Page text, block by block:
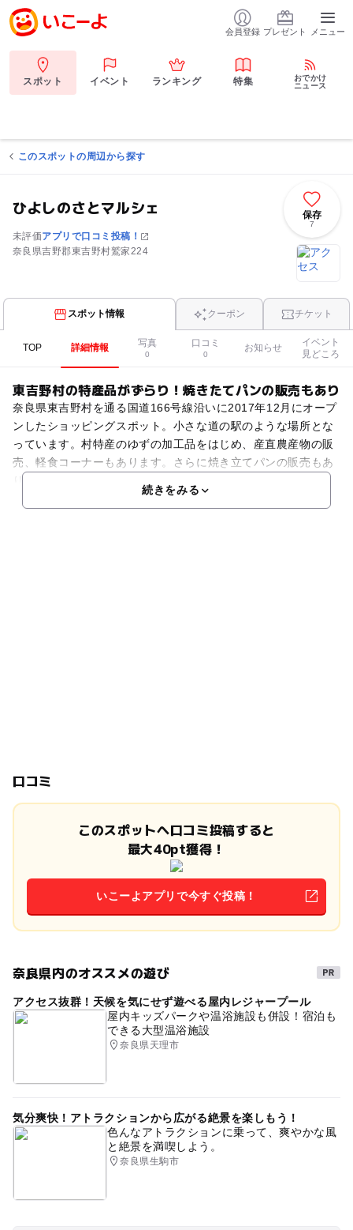
会員登録 プレゼント メニュー
スポット イベント ランキング 特集
おでかけ
ニュース
このスポットの周辺から探す
ひよしのさとマルシェ
未評価アプリで口コミ投稿！
奈良県吉野郡東吉野村鷲家224
保存
7
スポット情報 クーポン チケット
TOP 詳細情報 写真
0
口コミ
0
お知らせ
イベント
見どころ
東吉野村の特産品がずらり！焼きたてパンの販売もあり
奈良県東吉野村を通る国道166号線沿いに2017年12月にオープ
ンしたショッピングスポット。小さな道の駅のような場所とな
っています。村特産のゆずの加工品をはじめ、産直農産物の販
売、軽食コーナーもあります。さらに焼き立てパンの販売もあ
り、大変好評です。地元の人だけでなく、ドライブの
続きをみる
口コミ
このスポットへ口コミ投稿すると
最大40pt獲得！
いこーよアプリで今すぐ投稿！
奈良県内のオススメの遊び
アクセス抜群！天候を気にせず遊べる屋内レジャープール
屋内キッズパークや温浴施設も併設！宿泊も
できる大型温浴施設
奈良県天理市
気分爽快！アトラクションから広がる絶景を楽しもう！
色んなアトラクションに乗って、爽やかな風
と絶景を満喫しよう。
奈良県生駒市